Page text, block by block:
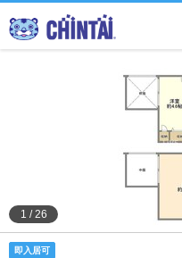
1 /26
即入居可